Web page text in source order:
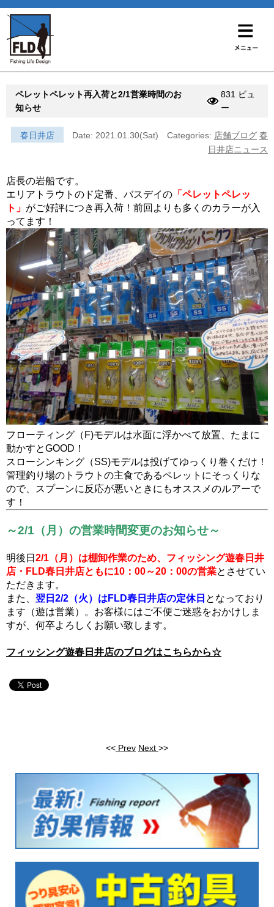
ペレットペレット再入荷と2/1営業時間のお
知らせ
831 ビュ
ー
春日井店 Date: 2021.01.30(Sat) Categories: 店舗ブログ 春
日井店ニュース
店長の岩船です。
エリアトラウトのド定番、バスデイの 「ペレットペレッ
ト」 がご好評につき再入荷！前回よりも多くのカラーが入
ってます！
フローティング（F)モデルは水面に浮かべて放置、たまに
動かすとGOOD！
スローシンキング（SS)モデルは投げてゆっくり巻くだけ！
管理釣り場のトラウトの主食であるペレットにそっくりな
ので、スプーンに反応が悪いときにもオススメのルアーで
す！
～2/1（月）の営業時間変更のお知らせ～
明後日 2/1（月）は棚卸作業のため、フィッシング遊春日井
店・FLD春日井店ともに10：00～20：00の営業とさせてい
ただきます。
また、 翌日2/2（火）はFLD春日井店の定休日 となっており
ます（遊は営業）。お客様にはご不便ご迷惑をおかけしま
すが、何卒よろしくお願い致します。
フィッシング遊春日井店のブログはこちらから☆
<< Prev Next >>